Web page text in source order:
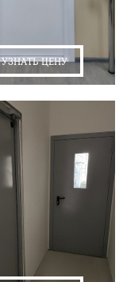
УЗНАТЬ ЦЕНУ